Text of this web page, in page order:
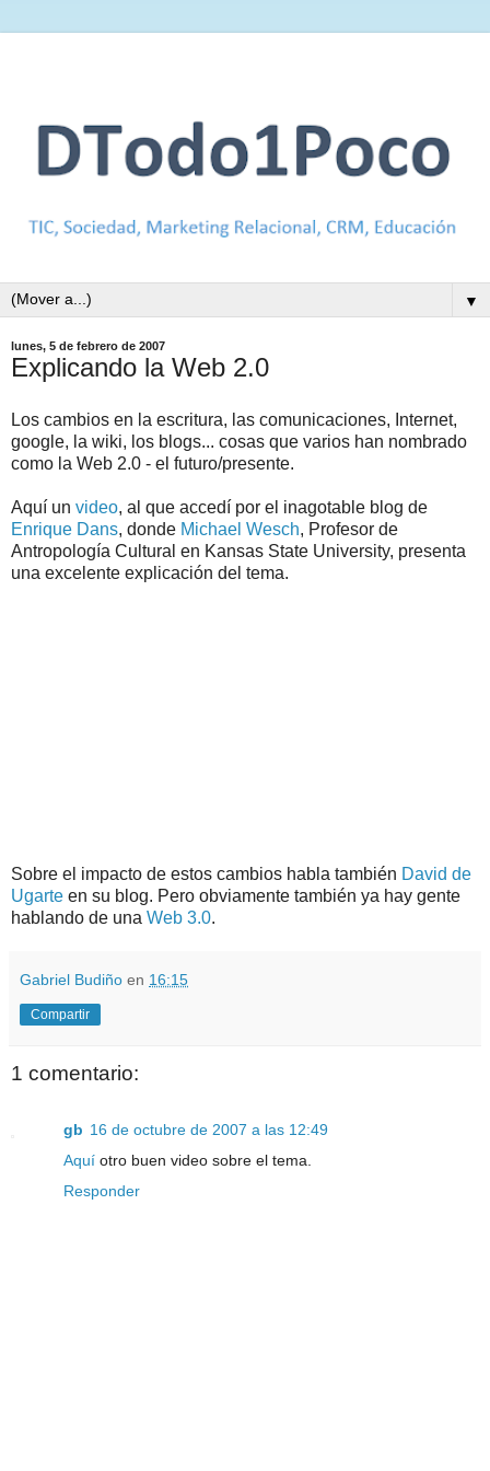
▼
lunes, 5 de febrero de 2007
Explicando la Web 2.0
Los cambios en la escritura, las comunicaciones, Internet,
google, la wiki, los blogs... cosas que varios han nombrado
como la Web 2.0 - el futuro/presente.
Aquí un video, al que accedí por el inagotable blog de
Enrique Dans, donde Michael Wesch, Profesor de
Antropología Cultural en Kansas State University, presenta
una excelente explicación del tema.
Sobre el impacto de estos cambios habla también David de
Ugarte en su blog. Pero obviamente también ya hay gente
hablando de una Web 3.0.
Gabriel Budiño en 16:15
Compartir
1 comentario:
gb 16 de octubre de 2007 a las 12:49
Aquí otro buen video sobre el tema.
Responder